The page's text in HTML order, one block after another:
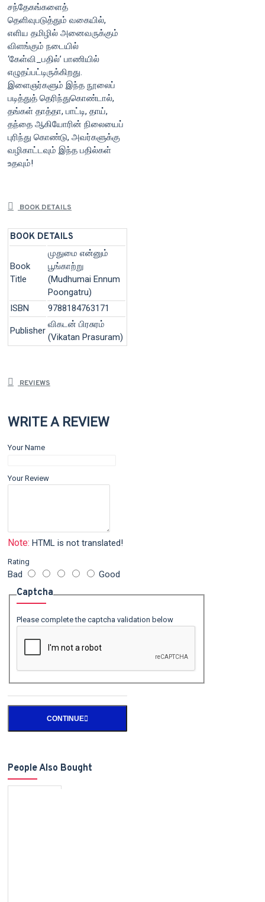
சந்தேகங்களைத்
தெளிவுபடுத்தும் வகையில்,
எளிய தமிழில் அனைவருக்கும்
விளங்கும் நடையில்
‘கேள்வி_பதில்’ பாணியில்
எழுதப்பட்டிருக்கிறது.
இளைஞர்களும் இந்த நூலைப்
படித்துத் தெரிந்துகொண்டால்,
தங்கள் தாத்தா, பாட்டி, தாய்,
தந்தை ஆகியோரின் நிலையைப்
புரிந்து கொண்டு, அவர்களுக்கு
வழிகாட்டவும் இந்த பதில்கள்
உதவும்!
BOOK DETAILS
BOOK DETAILS
Book
Title
முதுமை என்னும்
பூங்காற்று
(Mudhumai Ennum
Poongatru)
ISBN
9788184763171
Publisher
விகடன் பிரசுரம்
(Vikatan Prasuram)
REVIEWS
WRITE A REVIEW
Your Name
Your Review
Note: HTML is not translated!
Rating
Bad Good
Captcha
Please complete the captcha validation below
CONTINUE
People Also Bought